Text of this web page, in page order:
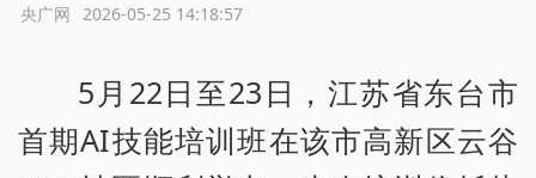
2026-05-25 14:18:57
央广网
5月22日至23日，江苏省东台市
首期AI技能培训班在该市高新区云谷